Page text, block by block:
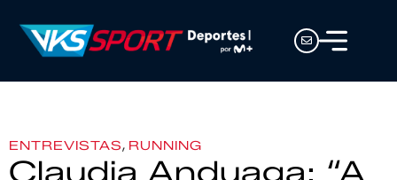
ENTREVISTAS, RUNNING
Claudia Anduaga: “A